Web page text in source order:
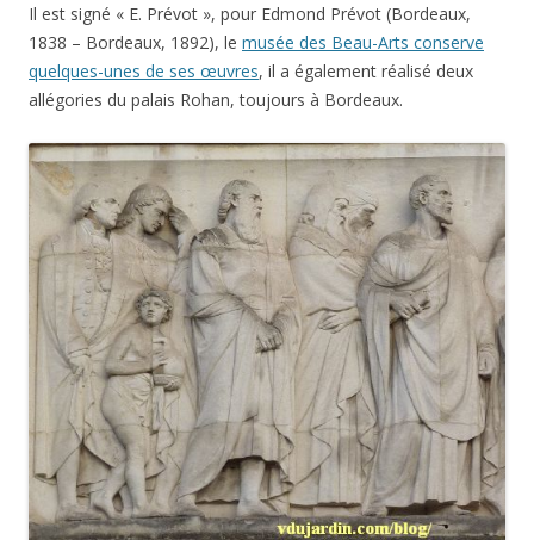
Il est signé « E. Prévot », pour Edmond Prévot (Bordeaux,
1838 – Bordeaux, 1892), le musée des Beau-Arts conserve
quelques-unes de ses œuvres, il a également réalisé deux
allégories du palais Rohan, toujours à Bordeaux.